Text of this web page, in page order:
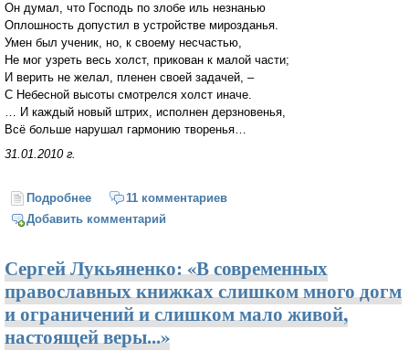
Он думал, что Господь по злобе иль незнанью
Оплошность допустил в устройстве мирозданья.
Умен был ученик, но, к своему несчастью,
Не мог узреть весь холст, прикован к малой части;
И верить не желал, пленен своей задачей, –
С Небесной высоты смотрелся холст иначе.
… И каждый новый штрих, исполнен дерзновенья,
Всё больше нарушал гармонию творенья…
31.01.2010 г.
Подробнее о Усердный ученик Творца картину правил...
11 комментариев
Добавить комментарий
Сергей Лукьяненко: «В современных
православных книжках слишком много догм
и ограничений и слишком мало живой,
настоящей веры...»